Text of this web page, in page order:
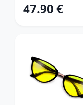
47.90 €